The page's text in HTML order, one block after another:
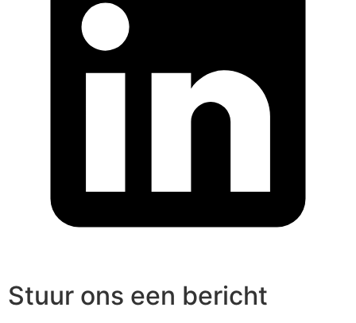
Stuur ons een bericht